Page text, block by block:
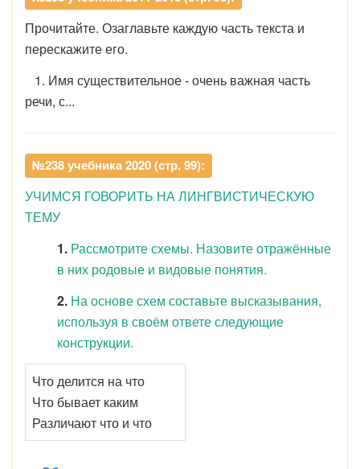
Прочитайте. Озаглавьте каждую часть текста и
перескажите его.
1. Имя существительное - очень важная часть
речи, с...
№238 учебника 2020 (стр. 99):
УЧИМСЯ ГОВОРИТЬ НА ЛИНГВИСТИЧЕСКУЮ
ТЕМУ
1. Рассмотрите схемы. Назовите отражённые
в них родовые и видовые понятия.
2. На основе схем составьте высказывания,
используя в своём ответе следующие
конструкции.
Что делится на что
Что бывает каким
Различают что и что